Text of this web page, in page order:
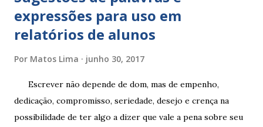
expressões para uso em
relatórios de alunos
Por Matos Lima junho 30, 2017
Escrever não depende de dom, mas de empenho,
dedicação, compromisso, seriedade, desejo e crença na
possibilidade de ter algo a dizer que vale a pena sobre seu